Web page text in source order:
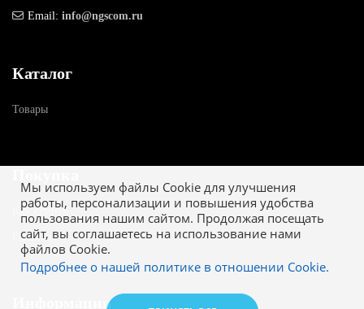
Мы используем файлы Cookie для улучшения
работы, персонализации и повышения удобства
пользования нашим сайтом. Продолжая посещать
сайт, вы соглашаетесь на использование нами
файлов Cookie.
Подробнее о нашей политике в отношении Cookie.
Email: info@ngscom.ru
Каталог
Товары
Как купить
Гарантия
Информация